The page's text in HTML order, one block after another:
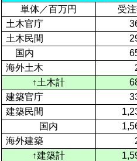
単体／百万円
受
土木官庁
土木民間
国内
海外土木
↑土木計
建築官庁
建築民間
国内
海外建築
↑建築計